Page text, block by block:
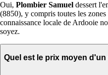
Oui, Plombier Samuel dessert
(8850), y compris toutes les
connaissance locale de Ardooie
soyez.
Quel est le prix moyen